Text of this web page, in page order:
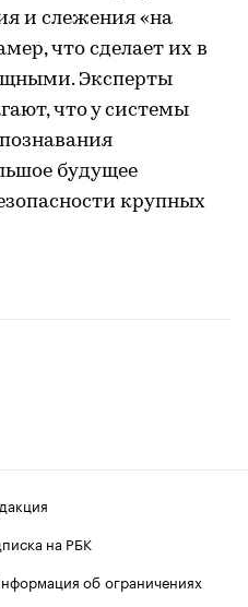
и слежения «на
что сделает их в
Эксперты
что у системы
будущее
крупных
на РБК
об ограничениях